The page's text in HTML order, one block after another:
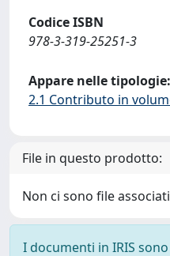
Codice ISBN
978-3-319-25251-3
Appare nelle tipologie:
2.1 Contributo in
File in questo prodotto:
Non ci sono file
I documenti in IRIS